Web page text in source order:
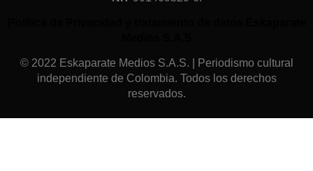
© 2022 Eskaparate Medios S.A.S. | Periodismo cultural
independiente de Colombia. Todos los derechos
reservados.